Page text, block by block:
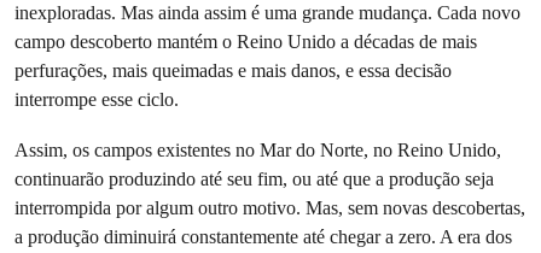
inexploradas. Mas ainda assim é uma grande mudança. Cada novo
campo descoberto mantém o Reino Unido a décadas de mais
perfurações, mais queimadas e mais danos, e essa decisão
interrompe esse ciclo.
Assim, os campos existentes no Mar do Norte, no Reino Unido,
continuarão produzindo até seu fim, ou até que a produção seja
interrompida por algum outro motivo. Mas, sem novas descobertas,
a produção diminuirá constantemente até chegar a zero. A era dos